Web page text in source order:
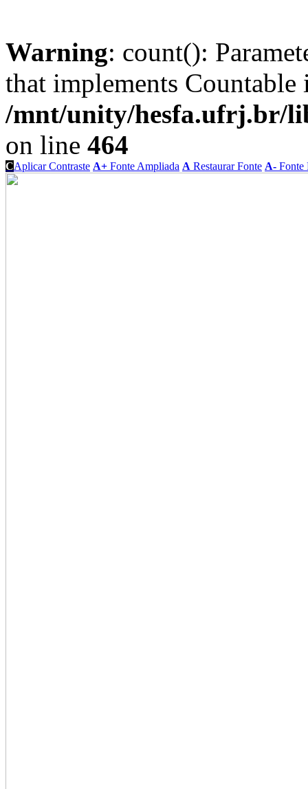
Warning: count():
that implements Countable
/mnt/unity/hesfa.ufrj.br/
on line 464
CAplicar Contraste A+ Fonte Ampliada A Restaurar Fonte A- Fonte